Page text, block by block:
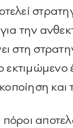
την
στη
πόροι